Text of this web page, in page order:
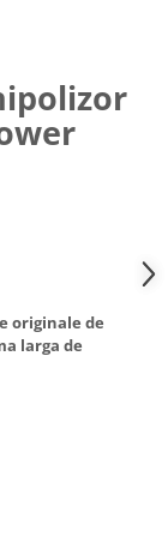
originale de
larga de